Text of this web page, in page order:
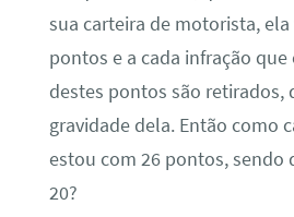
sua carteira de motorista, ela
pontos e a cada infração
destes pontos são retirados,
gravidade dela. Então como
estou com 26 pontos, sendo
20?